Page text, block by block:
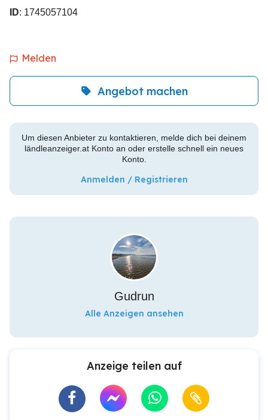
ID: 1745057104
Melden
Angebot machen
Um diesen Anbieter zu kontaktieren, melde dich bei deinem
ländleanzeiger.at Konto an oder erstelle schnell ein neues
Konto.
Anmelden / Registrieren
Gudrun
Alle Anzeigen ansehen
Anzeige teilen auf